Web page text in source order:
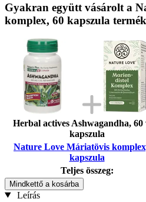
Gyakran együtt vásárolt a
komplex, 60 kapszula
Herbal actives Ashwagandha, 60
kapszula
Nature Love Máriatövis
kapszula
Teljes összeg:
Mindkettő a kosárba
Leírás